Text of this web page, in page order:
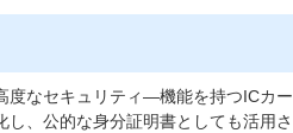
度なセキュリティ―機能を持つICカー
、公的な身分証明書としても活用さ